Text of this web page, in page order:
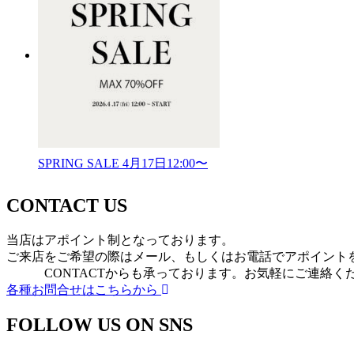
SPRING SALE 4月17日12:00〜
CONTACT US
当店はアポイント制となっております。
ご来店をご希望の際はメール、もしくはお電話でアポイント
CONTACTからも承っております。お気軽にご連絡くだ
各種お問合せはこちらから
FOLLOW US ON SNS